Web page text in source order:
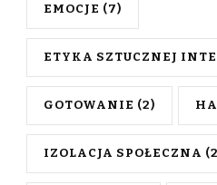
EMOCJE (7)
ETYKA SZTUCZNEJ
GOTOWANIE (2)
IZOLACJA SPOŁECZNA